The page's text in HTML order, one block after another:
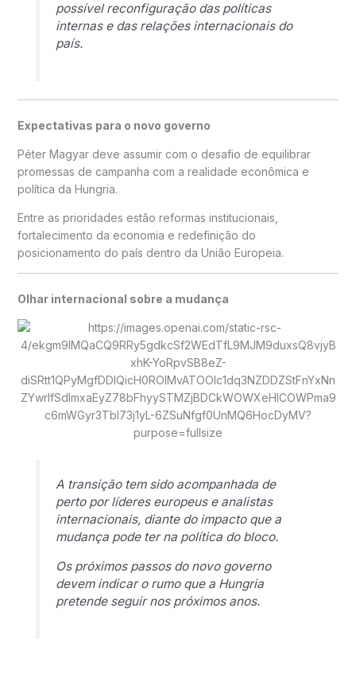
possível reconfiguração das políticas
internas e das relações internacionais do
país.
Expectativas para o novo governo
Péter Magyar deve assumir com o desafio de equilibrar
promessas de campanha com a realidade econômica e
política da Hungria.
Entre as prioridades estão reformas institucionais,
fortalecimento da economia e redefinição do
posicionamento do país dentro da União Europeia.
Olhar internacional sobre a mudança
A transição tem sido acompanhada de
perto por líderes europeus e analistas
internacionais, diante do impacto que a
mudança pode ter na política do bloco.
Os próximos passos do novo governo
devem indicar o rumo que a Hungria
pretende seguir nos próximos anos.